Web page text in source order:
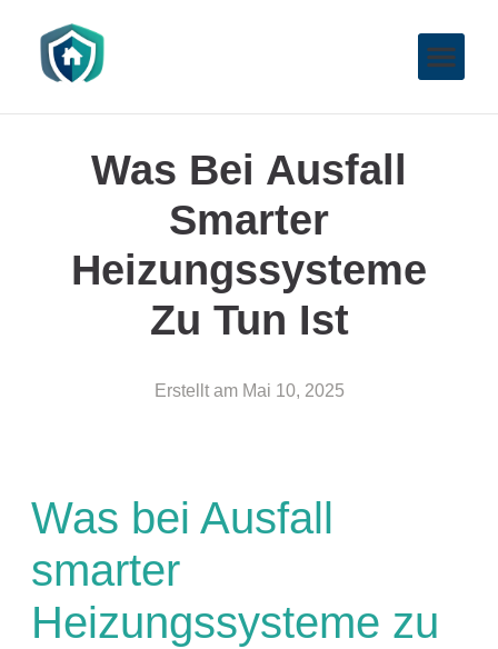
Was Bei Ausfall
Smarter
Heizungssysteme
Zu Tun Ist
Erstellt am Mai 10, 2025
Was bei Ausfall
smarter
Heizungssysteme zu